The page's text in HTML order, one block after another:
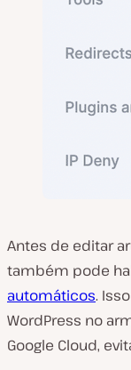
Antes de editar
também pode
automáticos.
WordPress no
Google Cloud,